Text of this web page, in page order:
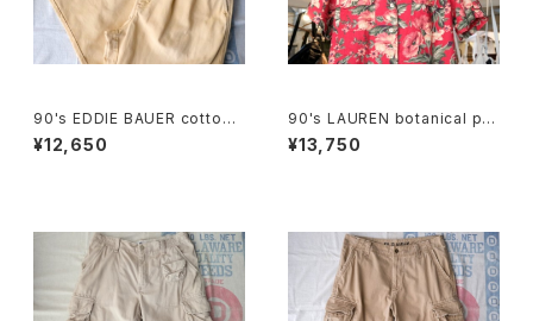
90's EDDIE BAUER cotton-
duck 2-tuck Pants
¥12,650
90's LAUREN botanical pri
nted linen open collar Shir
t
¥13,750